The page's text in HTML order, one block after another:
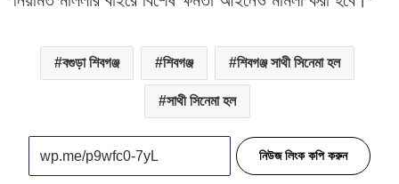
বগুড়া শিবগঞ্জ শিবগঞ্জ শিবগঞ্জ সাথী সিনেমা হল
সাথী সিনেমা হল
নিউজ লিংক কপি করুন